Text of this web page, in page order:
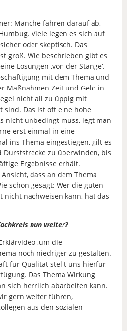
Manche fahren darauf ab,
Viele legen es sich auf
oder skeptisch. Das
groß. Wie beschrieben gibt es
Lösungen ‚von der Stange‘.
mit dem Thema und
Maßnahmen Zeit und Geld in
nicht all zu üppig mit
sind. Das ist oft eine hohe
nicht unbedingt muss, legt man
erst einmal in eine
ins Thema eingestiegen, gilt es
Durststrecke zu überwinden, bis
Ergebnisse erhält.
dass an dem Thema
schon gesagt: Wer die guten
nicht nachweisen kann, hat das
nun weiter?
,um die
noch niedriger zu gestalten.
für Qualität stellt uns hierfür
Das Thema Wirkung
sich herrlich abarbeiten kann.
gern weiter führen,
aus den sozialen